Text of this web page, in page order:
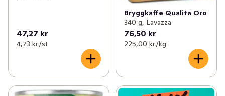
47,27 kr
4,73 kr /st
Bryggkaffe Qualita Oro
340 g, Lavazza
76,50 kr
225,00 kr /kg